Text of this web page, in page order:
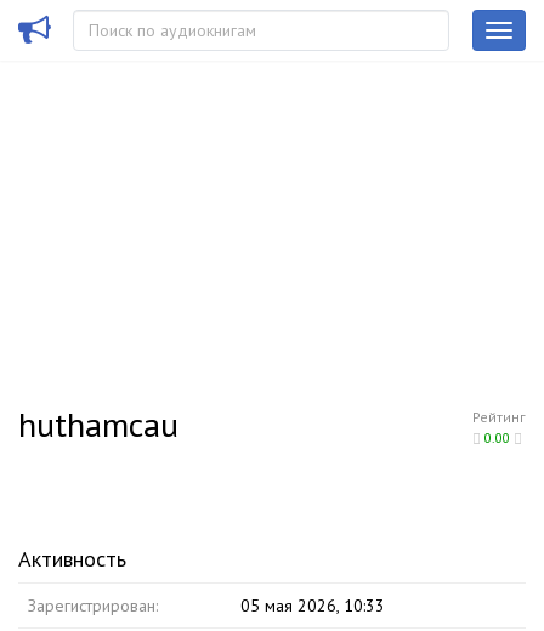
Рейтинг
0.00
huthamcau
Активность
Зарегистрирован: 05 мая 2026, 10:33